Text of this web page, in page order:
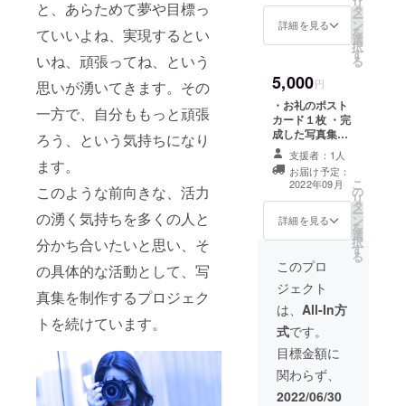
と、あらためて夢や目標っ
ていいよね、実現するとい
いね、頑張ってね、という
思いが湧いてきます。その
一方で、自分ももっと頑張
ろう、という気持ちになり
ます。
このような前向きな、活力
の湧く気持ちを多くの人と
分かち合いたいと思い、そ
の具体的な活動として、写
真集を制作するプロジェク
トを続けています。
撮影した写真を
使用します。
詳細を見る
タ
ー
ン
を
選
択
す
る
5,000円
・お礼のポスト
カード１枚 ・完
成した写真集
（A5サイズで写
真約70枚掲載）
１冊 ・特製ス
テッカー（A5サ
イズの用紙に写
真ステッカー6枚
沿って撮影した
写真を使用しま
す。 写真集の巻
末にサンクスク
レジットを掲載
させていただき
ます。 ※サンク
スクレジットに
つきましては、
ご支援の際、備
支援者：1人
お届け予定：
2022年09月
詳細を見る
こ
の
リ
タ
ー
ン
を
選
択
す
る
このプロ
ジェクト
は、 All-In方
式です。
目標金額に
関わらず、
2022/06/30